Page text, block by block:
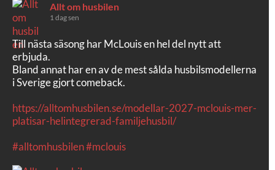
Allt om husbilen
1 dag sen
Till nästa säsong har McLouis en hel del nytt att
erbjuda.
Bland annat har en av de mest sålda husbilsmodellerna
i Sverige gjort comeback.
https://alltomhusbilen.se/modellar-2027-mclouis-mer-
platisar-helintegrerad-familjehusbil/
#alltomhusbilen#mclouis